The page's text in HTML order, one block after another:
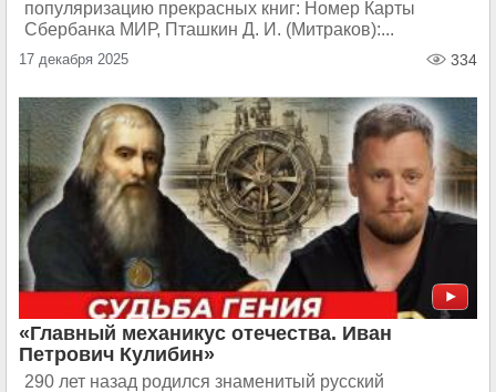
популяризацию прекрасных книг: Номер Карты
Сбербанка МИР, Пташкин Д. И. (Митраков):...
17 декабря 2025 334
«Главный механикус отечества. Иван
Петрович Кулибин»
290 лет назад родился знаменитый русский